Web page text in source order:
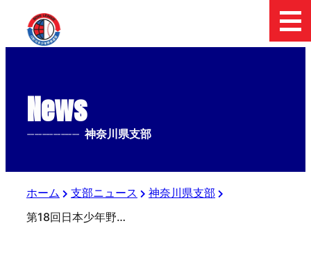
News
-------------- 神奈川県支部
ホーム 支部ニュース
神奈川県支部
第18回日本少年野球リスト杯争奪秋季神奈川大会